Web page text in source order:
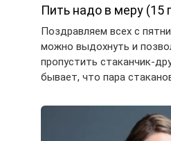
Пить надо в меру (15
Поздравляем всех с
можно выдохнуть и
пропустить стаканчик-
бывает, что пара